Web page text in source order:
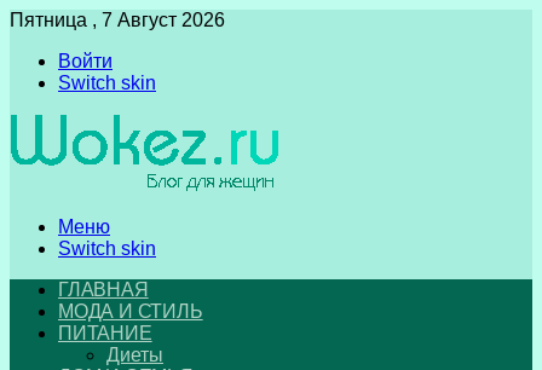
Пятница , 7 Август 2026
Войти
Switch skin
Меню
Switch skin
ГЛАВНАЯ
МОДА И СТИЛЬ
ПИТАНИЕ
Диеты